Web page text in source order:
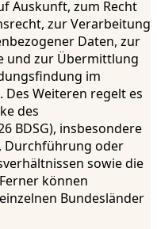
Auskunft, zum Recht
zur Verarbeitung
Daten, zur
und zur Übermittlung
im
Weiteren regelt es
des
BDSG), insbesondere
Durchführung oder
sowie die
können
Bundesländer